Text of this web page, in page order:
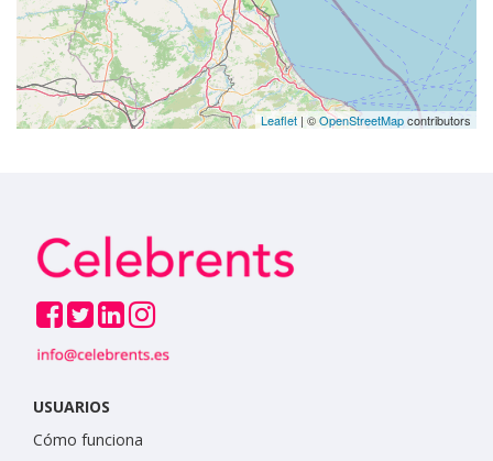
Leaflet | ©OpenStreetMapcontributors
USUARIOS
Cómo funciona